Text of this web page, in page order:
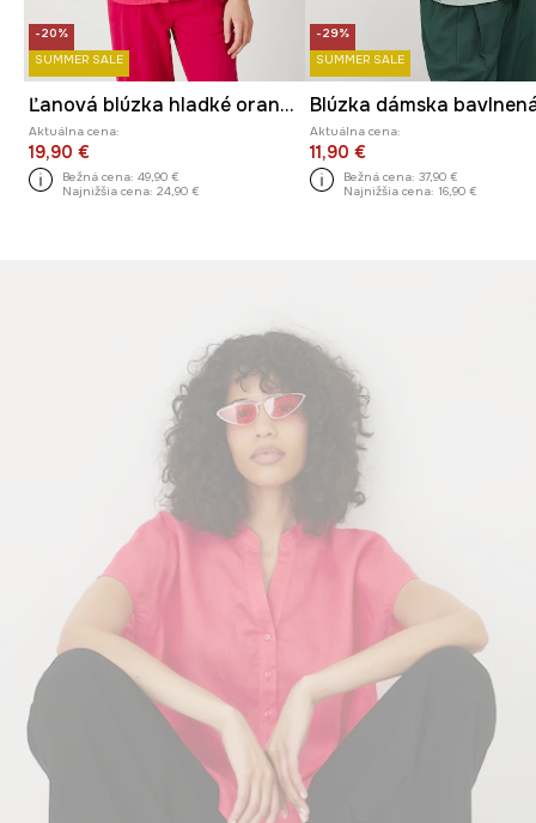
-20%
SUMMER SALE
Ľanová blúzka hladké oranžová farba
Aktuálna cena:
19,90 €
Bežná cena: 49,90 €
Najnižšia cena: 24,90 €
-29%
SUMMER SALE
Blúzka dámska
Aktuálna cena:
11,90 €
Bežná cena: 37,90 €
Najnižšia cena: 16,90 €